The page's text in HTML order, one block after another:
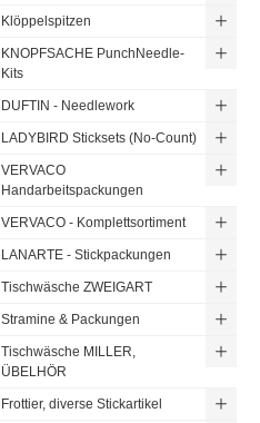
Klöppelspitzen
KNOPFSACHE PunchNeedle-
Kits
DUFTIN - Needlework
LADYBIRD Sticksets (No-Count)
VERVACO
Handarbeitspackungen
VERVACO - Komplettsortiment
LANARTE - Stickpackungen
Tischwäsche ZWEIGART
Stramine & Packungen
Tischwäsche MILLER,
ÜBELHÖR
Frottier, diverse Stickartikel